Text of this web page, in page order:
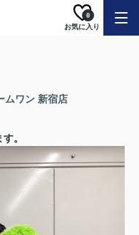
お気に入り
0
ムワン 新宿店
。